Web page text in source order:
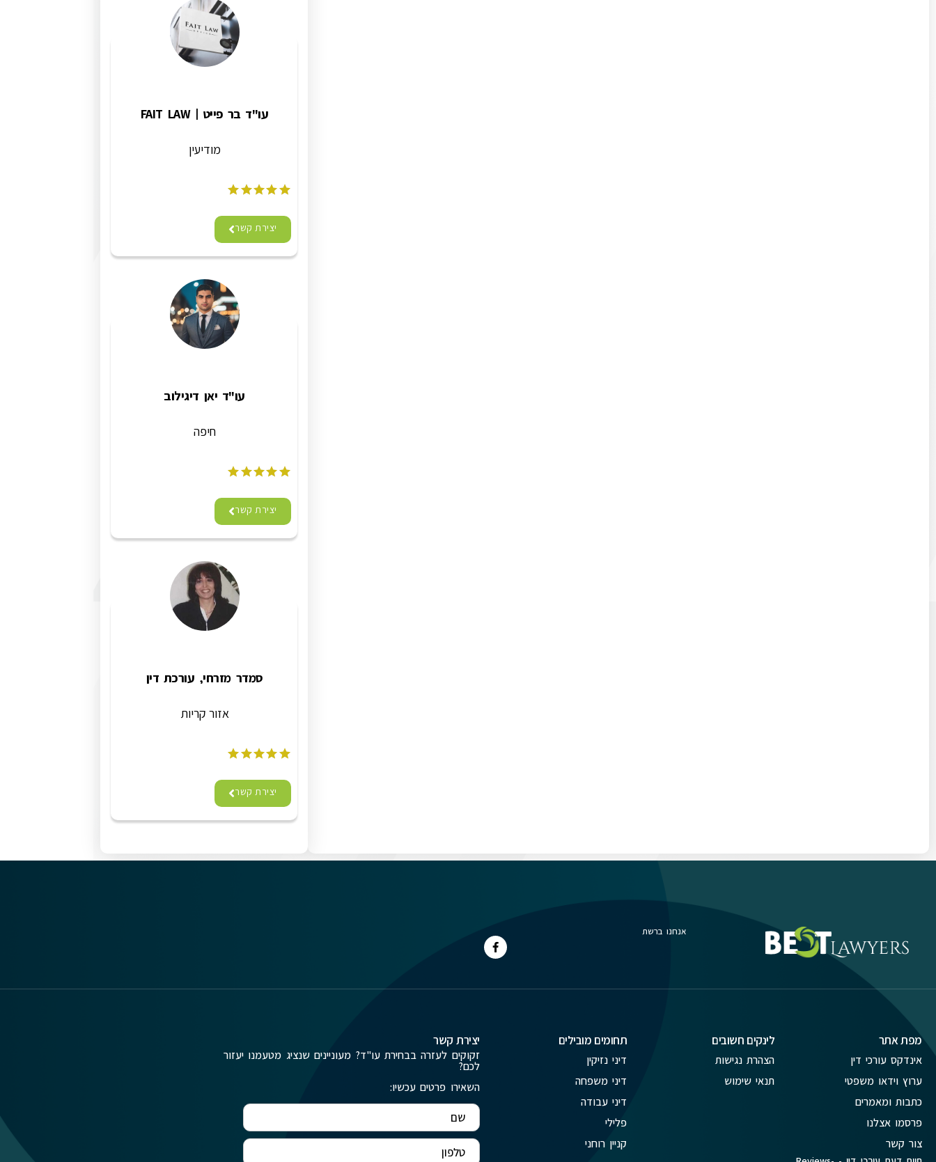
עו"ד בר פייט | FAIT LAW
מודיעין
יצירת קשר
עו"ד יאן דיגילוב
חיפה
יצירת קשר
סמדר מזרחי, עורכת דין
אזור קריות
יצירת קשר
אנחנו ברשת
מפת אתר
אינדקס עורכי דין
ערוץ וידאו משפטי
כתבות ומאמרים
פרסמו אצלנו
צור קשר
לינקים חשובים
הצהרת נגישות
תנאי שימוש
תחומים מובילים
דיני נזיקין
דיני משפחה
דיני עבודה
פלילי
קניין רוחני
יצירת קשר
זקוקים לעזרה בבחירת עו"ד? מעוניינים שנציג מטעמנו יעזור
לכם?
השאירו פרטים עכשיו: